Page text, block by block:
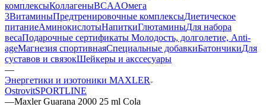
комплексыКоллагеныBCAAОмега
3ВитаминыПредтренировочные комплексыДиетическое
питаниеАминокислотыНапиткиГлютаминыДля набора
весаПодарочные сертификаты Молодость, долголетие, Anti-
ageМагнезия спортивнаяСпециальные добавкиБатончикиДля
суставов и связокШейкеры и акссесуары
—
Энергетики и изотоники MAXLER
OstrovitSPORTLINE
—Maxler Guarana 2000 25 ml Cola